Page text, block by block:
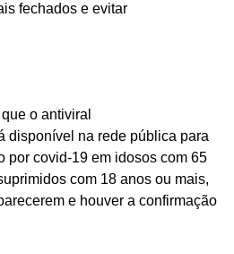
fechados e evitar
o antiviral
disponível na rede pública para
por covid-19 em idosos com 65
com 18 anos ou mais,
e houver a confirmação